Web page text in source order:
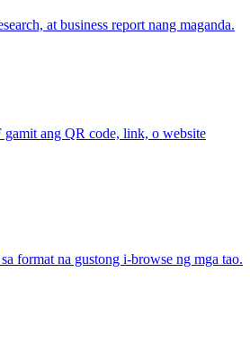
at business report nang maganda.
ang QR code, link, o website
format na gustong i-browse ng mga tao.